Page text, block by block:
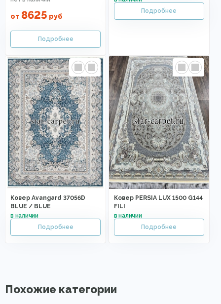
от 8625 руб
Ковер Avangard 37056D
BLUE / BLUE
Ковер PERSIA LUX 1500 G144
FILI
Похожие категории